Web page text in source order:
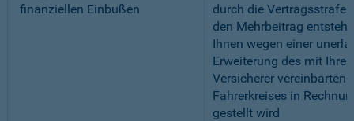
finanziellen Einbußen
durch die Vertragsstrafe
den Mehrbeitrag
Ihnen wegen einer
Erweiterung des mit
Versicherer vereinbarten
Fahrerkreises in
gestellt wird